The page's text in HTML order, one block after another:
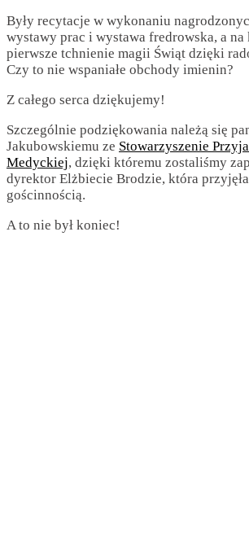
Były recytacje w wykonaniu
wystawy prac i wystawa fredrowska, a
pierwsze tchnienie magii Świąt dzięki
Czy to nie wspaniałe obchody imienin?
Z całego serca dziękujemy!
Szczególnie podziękowania należą się
Jakubowskiemu ze Stowarzyszenie
Medyckiej, dzięki któremu zostaliśmy
dyrektor Elżbiecie Brodzie, która
gościnnością.
A to nie był koniec!